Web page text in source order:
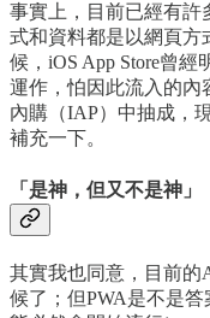
事實上，目前已經有許
式和資料都是以網頁方
候，iOS App Store曾
運作，怕因此流入的內
內購（IAP）中抽成，
補充一下。
「是神，但又不是神」
其實我也同意，目前的
候了；但PWA是不是